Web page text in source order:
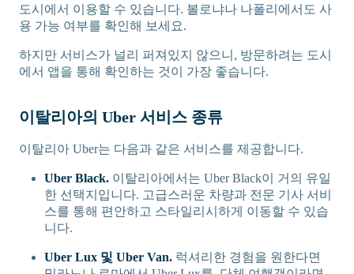
도시에서 이용할 수 있습니다. 볼로냐나 나폴리에서도 사
용 가능 여부를 확인해 보세요.
하지만 서비스가 널리 퍼져있지 않으니, 방문하려는 도시
에서 앱을 통해 확인하는 것이 가장 좋습니다.
이탈리아의 Uber 서비스 종류
이탈리아 Uber는 다음과 같은 서비스를 제공합니다.
Uber Black. 이탈리아에서는 Uber Black이 거의 유일
한 선택지입니다. 고급스러운 차량과 전문 기사 서비
스를 통해 편안하고 스타일리시하게 이동할 수 있습
니다.
Uber Lux 및 Uber Van. 럭셔리한 경험을 원한다면